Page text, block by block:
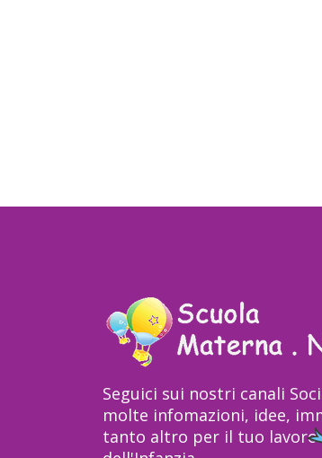
Seguici sui nostri canali
molte infomazioni, idee,
tanto altro per il tuo lavoro